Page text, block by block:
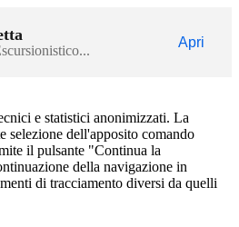
Apri
e statistici anonimizzati. La
selezione dell'apposito comando
il pulsante "Continua la
della navigazione in
di tracciamento diversi da quelli